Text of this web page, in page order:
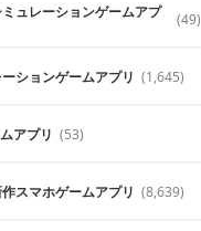
ュレーションゲームアプ (49)
ションゲームアプリ (1,645)
アプリ (53)
スマホゲームアプリ (8,639)